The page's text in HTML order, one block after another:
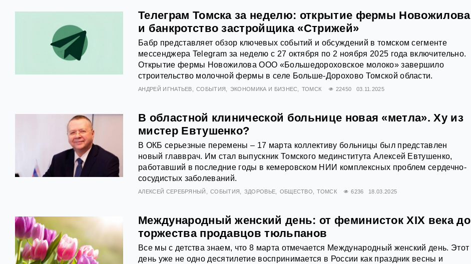
Телеграм Томска за неделю: открытие фермы Новожилова
и банкротство застройщика «Стрижей»
Бабр представляет обзор ключевых событий и обсуждений в томском сегменте
мессенджера Telegram за неделю с 27 октября по 2 ноября 2025 года включительно.
Открытие фермы Новожилова ООО «Большедороховское молоко» завершило
строительство молочной фермы в селе Больше-Дорохово Томской области.
АНДРЕЙ ИГНАТЬЕВ СОБЫТИЯ ЭКОНОМИКА И БИЗНЕС ТОМСК 22450 03.11.2025
В областной клинической больнице новая «метла». Ху из
мистер Евтушенко?
В ОКБ серьезные перемены – 17 марта коллективу больницы был представлен
новый главврач. Им стал выпускник Томского мединститута Алексей Евтушенко,
работавший в последние годы в кемеровском НИИ комплексных проблем сердечно-
сосудистых заболеваний.
АЛЕКСЕЙ СЕРЕБРЯНЫЙ СОБЫТИЯ ЗДОРОВЬЕ ОБЩЕСТВО ТОМСК 6236 18.03.2025
Международный женский день: от феминисток XIX века до
торжества продавцов тюльпанов
Все мы с детства знаем, что 8 марта отмечается Международный женский день. Этот
день уже не одно десятилетие воспринимается в России как праздник весны и